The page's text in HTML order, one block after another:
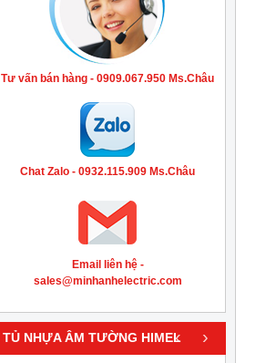
Tư vấn bán hàng - 0909.067.950 Ms.Châu
Chat Zalo - 0932.115.909 Ms.Châu
Email liên hệ -
sales@minhanhelectric.com
TỦ NHỰA ÂM TƯỜNG HIMEL
‹ ›